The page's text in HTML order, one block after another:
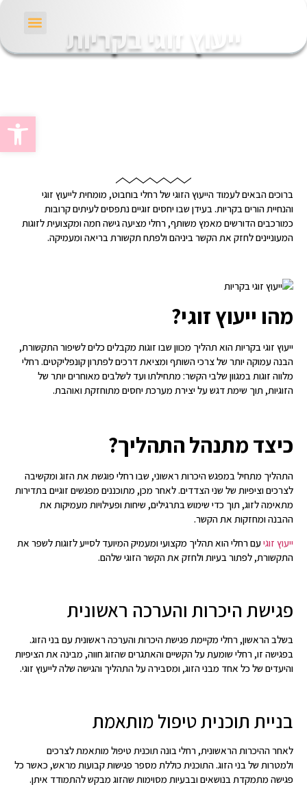
פתח
ייעוץ זוגי בקריות
ברוכים הבאים לעמוד הייעוץ הזוגי של רחלי בוחבוט, מומחית לייעוץ זוגי
והנחיית הורים בקריות. בעידן שבו יחסים זוגיים נתפסים לעיתים קרובות
כמורכבים הדורשים מאמץ משותף, רחלי מציעה גישה חמה ומקצועית לזוגות
המעוניינים לחזק את הקשר ביניהם ולפתח תקשורת בריאה ומעמיקה.
מהו ייעוץ זוגי?
ייעוץ זוגי בקריות הוא תהליך מכוון שבו זוגות מקבלים כלים לשיפור התקשורת,
הבנה עמוקה יותר של צרכי השותף ומציאת דרכים לפתרון קונפליקטים. רחלי
מלווה זוגות במגוון שלבי הקשר: מתחילתו ועד לשלבים מאוחרים יותר של
הזוגיות, תוך שימת דגש על יצירת מערכת יחסים מתוחזקת ואוהבת.
כיצד מתנהל התהליך?
התהליך מתחיל במפגש היכרות ראשוני, שבו רחלי פוגשת את הזוג ומקשיבה
לצרכים וציפיות של שני הצדדים. לאחר מכן, מתוכננים מפגשים זוגיים בתדירות
מתאימה לזוג, תוך כדי שימוש בתרגילים, שיחות ופעילויות מעמיקות את
ההבנה ומחזקות את הקשר.
ייעוץ זוגיעם רחלי הוא תהליך מקצועי ומעמיק המיועד לסייע לזוגות לשפר את
התקשורת, לפתור בעיות ולחזק את הקשר הזוגי שלהם.
פגישת היכרות והערכה ראשונית
בשלב הראשון, רחלי מקיימת פגישת היכרות והערכה ראשונית עם בני הזוג.
בפגישה זו, רחלי שומעת על הקשיים והאתגרים שהזוג חווה, מבינה את הציפיות
והיעדים של כל אחד מבני הזוג, ומסבירה על התהליך והגישה שלה לייעוץ זוגי.
בניית תוכנית טיפול מותאמת
לאחר ההיכרות הראשונית, רחלי בונה תוכנית טיפול מותאמת לצרכים
ולמטרות של בני הזוג. התוכנית כוללת מספר פגישות קבועות מראש, כאשר כל
פגישה מתמקדת בנושאים ובבעיות מסוימות שהזוג מבקש להתמודד איתן.